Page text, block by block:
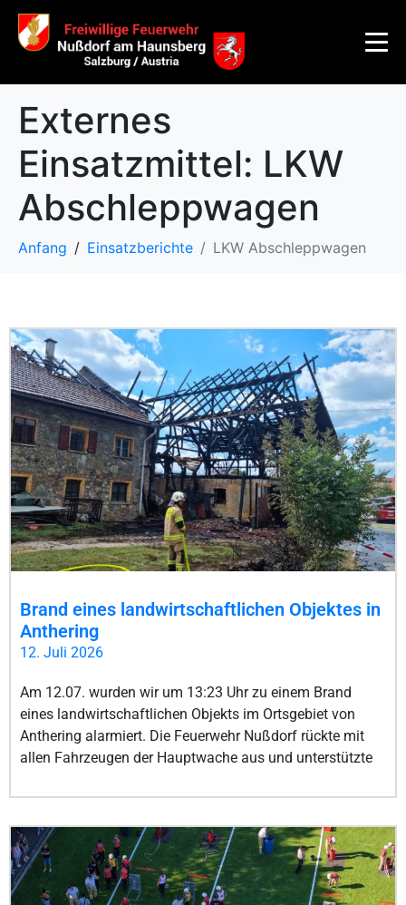
Externes
Einsatzmittel: LKW
Abschleppwagen
Anfang Einsatzberichte LKW Abschleppwagen
Brand eines landwirtschaftlichen Objektes in
Anthering
12. Juli 2026
Am 12.07. wurden wir um 13:23 Uhr zu einem Brand
eines landwirtschaftlichen Objekts im Ortsgebiet von
Anthering alarmiert. Die Feuerwehr Nußdorf rückte mit
allen Fahrzeugen der Hauptwache aus und unterstützte